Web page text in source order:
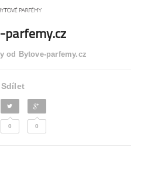
od Bytove-parfemy.cz
Sdílet
0 0